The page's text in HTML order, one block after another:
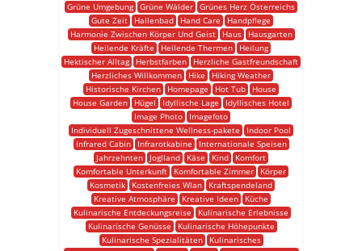
Grüne Umgebung Grüne Wälder Grünes Herz Österreichs
Gute Zeit
Hallenbad Hand Care
Handpflege
Harmonie Zwischen Körper Und Geist
Haus
Hausgarten
Heilende Kräfte
Heilende Thermen
Heilung
Hektischer Alltag
Herbstfarben
Herzliche Gastfreundschaft
Herzliches Willkommen
Hike
Hiking Weather
Historische Kirchen
Homepage Hot Tub
House
House Garden
Hügel Idyllische Lage
Idyllisches Hotel
Image Photo
Imagefoto
Individuell Zugeschnittene Wellness-pakete
Indoor Pool
Infrared Cabin
Infrarotkabine
Internationale Speisen
Jahrzehnten
Joglland Käse Kind
Komfort
Komfortable Unterkunft
Komfortable Zimmer
Körper
Kosmetik
Kostenfreies Wlan
Kraftspendeland
Kreative Atmosphäre
Kreative Ideen
Küche
Kulinarische Entdeckungsreise
Kulinarische Erlebnisse
Kulinarische Genüsse
Kulinarische Höhepunkte
Kulinarische Spezialitäten
Kulinarisches